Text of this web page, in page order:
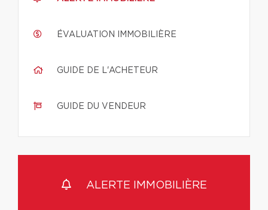
ÉVALUATION IMMOBILIÈRE
GUIDE DE L'ACHETEUR
GUIDE DU VENDEUR
ALERTE IMMOBILIÈRE